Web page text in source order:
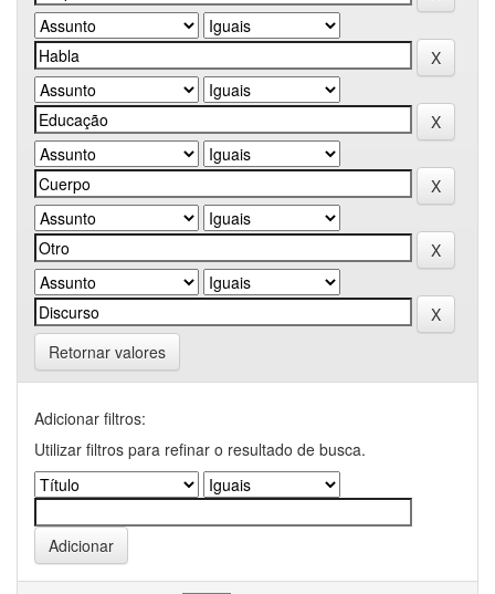
Retornar valores
Adicionar filtros:
Utilizar filtros para refinar o resultado de busca.